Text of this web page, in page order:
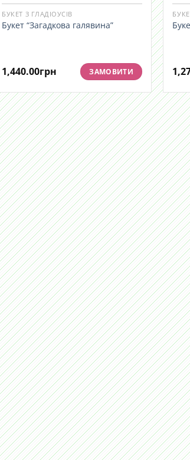
БУКЕТ З ГЛАДІОУСІВ
Букет “Загадкова галявина”
1,440.00грн ЗАМОВИТИ